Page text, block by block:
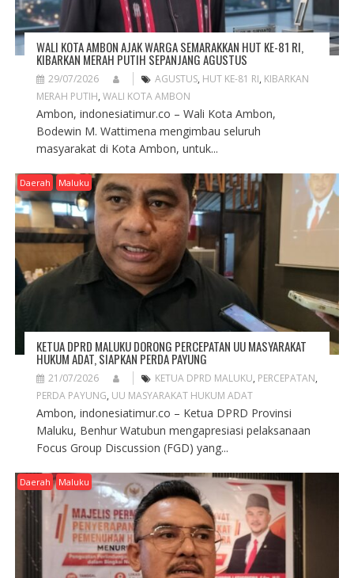
WALI KOTA AMBON AJAK WARGA SEMARAKKAN HUT KE-81 RI,
KIBARKAN MERAH PUTIH SEPANJANG AGUSTUS
29/07/2026 AGUSTUS, HUT KE-81 RI, KIBARKAN
MERAH PUTIH, WALI KOTA AMBON
Ambon, indonesiatimur.co – Wali Kota Ambon,
Bodewin M. Wattimena mengimbau seluruh
masyarakat di Kota Ambon, untuk...
Daerah Maluku
KETUA DPRD MALUKU DORONG PERCEPATAN UU MASYARAKAT
HUKUM ADAT, SIAPKAN PERDA PAYUNG
21/07/2026 KETUA DPRD MALUKU, PERCEPATAN,
PERDA PAYUNG, UU MASYARAKAT HUKUM ADAT
Ambon, indonesiatimur.co – Ketua DPRD Provinsi
Maluku, Benhur Watubun mengapresiasi pelaksanaan
Focus Group Discussion (FGD) yang...
Daerah Maluku